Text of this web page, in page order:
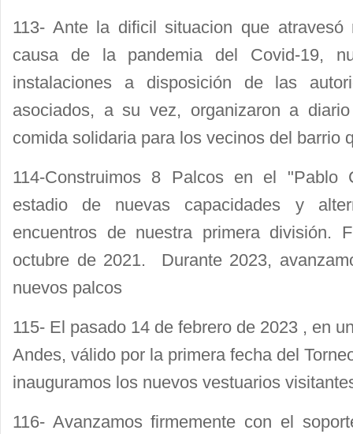
113- Ante la dificil situacion que
causa de la pandemia del Covid-19,
instalaciones a disposición de las
asociados, a su vez, organizaron a
comida solidaria para los vecinos del barrio
114-Construimos 8 Palcos en el "Pablo
estadio de nuevas capacidades y
encuentros de nuestra primera división.
octubre de 2021. Durante 2023,
nuevos palcos
115- El pasado 14 de febrero de 2023 , en
Andes, válido por la primera fecha del
inauguramos los nuevos vestuarios
116- Avanzamos firmemente con el